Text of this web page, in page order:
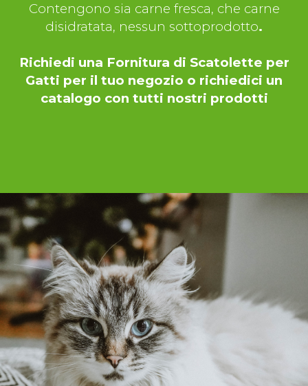
Contengono sia carne fresca, che carne
disidratata, nessun sottoprodotto.
Richiedi una Fornitura di Scatolette per
Gatti per il tuo negozio o richiedici un
catalogo con tutti nostri prodotti